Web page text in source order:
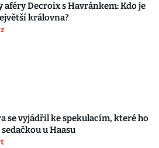
aféry Decroix s Havránkem: Kdo je
královna?
se vyjádřil ke spekulacím, které ho
u Haasu